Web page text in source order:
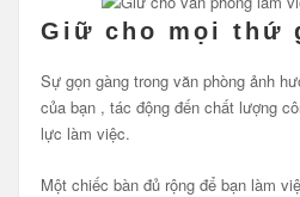
Giữ cho mọi thứ
Sự gọn gàng trong văn phòng ảnh
của bạn , tác động đến chất lượng
lực làm việc.
Một chiếc bàn đủ rộng để bạn làm